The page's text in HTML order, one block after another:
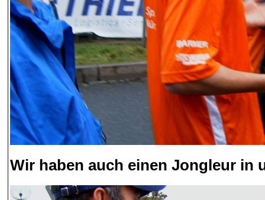
Wir haben auch einen Jongleur in